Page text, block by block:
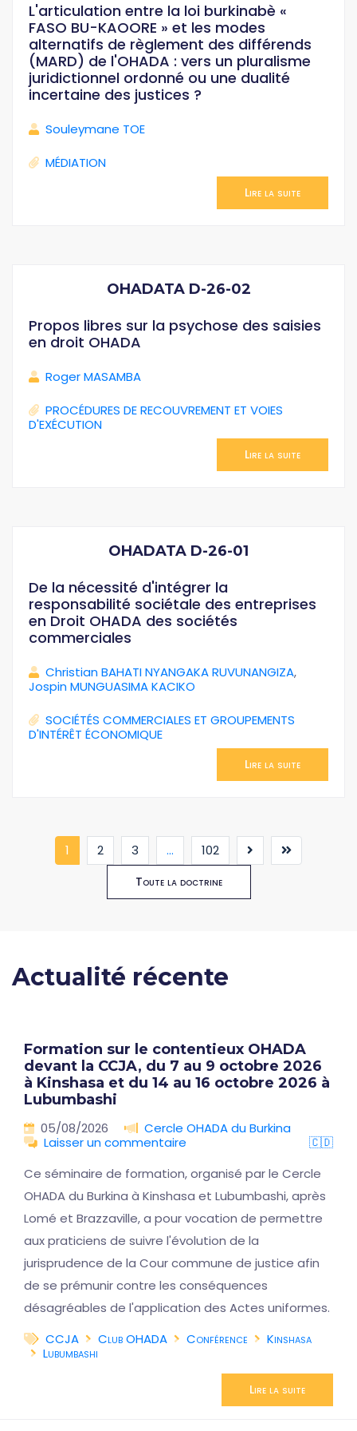
L'articulation entre la loi burkinabè «
FASO BU-KAOORE » et les modes
alternatifs de règlement des différends
(MARD) de l'OHADA : vers un pluralisme
juridictionnel ordonné ou une dualité
incertaine des justices ?
Souleymane TOE
MÉDIATION
Lire la suite
OHADATA D-26-02
Propos libres sur la psychose des saisies
en droit OHADA
Roger MASAMBA
PROCÉDURES DE RECOUVREMENT ET VOIES
D'EXÉCUTION
Lire la suite
OHADATA D-26-01
De la nécessité d'intégrer la
responsabilité sociétale des entreprises
en Droit OHADA des sociétés
commerciales
Christian BAHATI NYANGAKA RUVUNANGIZA,
Jospin MUNGUASIMA KACIKO
SOCIÉTÉS COMMERCIALES ET GROUPEMENTS
D'INTÉRÊT ÉCONOMIQUE
Lire la suite
1 (current)
2 3 ... 102
Toute la doctrine
Actualité récente
Formation sur le contentieux OHADA
devant la CCJA, du 7 au 9 octobre 2026
à Kinshasa et du 14 au 16 octobre 2026 à
Lubumbashi
05/08/2026
Cercle OHADA du Burkina
Laisser un commentaire
🇨🇩
Ce séminaire de formation, organisé par le Cercle
OHADA du Burkina à Kinshasa et Lubumbashi, après
Lomé et Brazzaville, a pour vocation de permettre
aux praticiens de suivre l'évolution de la
jurisprudence de la Cour commune de justice afin
de se prémunir contre les conséquences
désagréables de l'application des Actes uniformes.
CCJA
Club OHADA Conférence
Kinshasa
Lubumbashi
Lire la suite